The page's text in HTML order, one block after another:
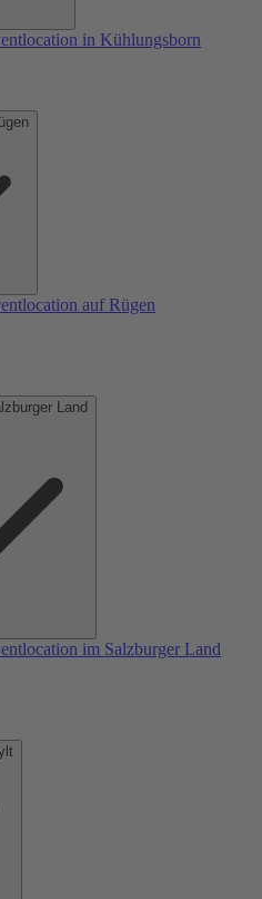
in Kühlungsborn
auf Rügen
Land
im Salzburger Land